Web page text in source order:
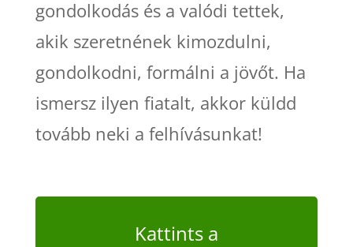
gondolkodás és a valódi tettek,
akik szeretnének kimozdulni,
gondolkodni, formálni a jövőt. Ha
ismersz ilyen fiatalt, akkor küldd
tovább neki a felhívásunkat!
Kattints a